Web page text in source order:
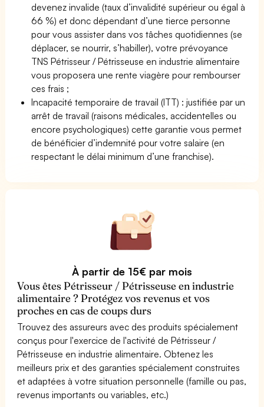
devenez invalide (taux d’invalidité supérieur ou égal à
66 %) et donc dépendant d’une tierce personne
pour vous assister dans vos tâches quotidiennes (se
déplacer, se nourrir, s’habiller), votre prévoyance
TNS Pétrisseur / Pétrisseuse en industrie alimentaire
vous proposera une rente viagère pour rembourser
ces frais ;
Incapacité temporaire de travail (ITT) : justifiée par un
arrêt de travail (raisons médicales, accidentelles ou
encore psychologiques) cette garantie vous permet
de bénéficier d’indemnité pour votre salaire (en
respectant le délai minimum d’une franchise).
À partir de 15€ par mois
Vous êtes Pétrisseur / Pétrisseuse en industrie
alimentaire ? Protégez vos revenus et vos
proches en cas de coups durs
Trouvez des assureurs avec des produits spécialement
conçus pour l'exercice de l'activité de Pétrisseur /
Pétrisseuse en industrie alimentaire. Obtenez les
meilleurs prix et des garanties spécialement construites
et adaptées à votre situation personnelle (famille ou pas,
revenus importants ou variables, etc.)